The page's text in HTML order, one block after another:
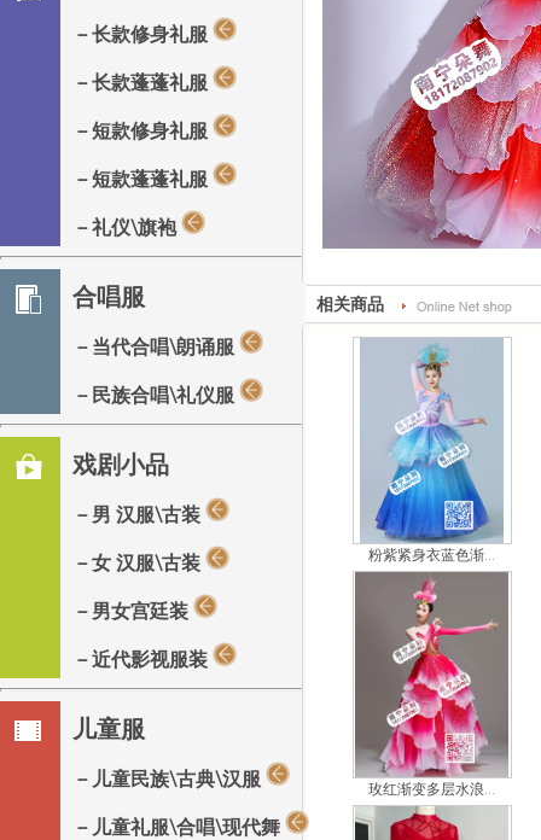
－长款修身礼服
－长款蓬蓬礼服
－短款修身礼服
－短款蓬蓬礼服
－礼仪\旗袍
合唱服
－当代合唱\朗诵服
－民族合唱\礼仪服
戏剧小品
－男 汉服\古装
－女 汉服\古装
－男女宫廷装
－近代影视服装
儿童服
－儿童民族\古典\汉服
－儿童礼服\合唱\现代舞
相关商品
粉紫紧身衣蓝色渐...
玫红渐变多层水浪...